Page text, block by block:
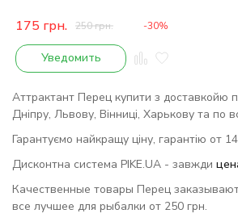
175 грн. 250грн. -30%
Уведомить
Аттрактант Перец купити з доставкойю
Дніпру, Львову, Вінниці, Харькову та по
Гарантуємо найкращу ціну, гарантію от
Дисконтна система PIKE.UA - завжди
Качественные товары Перец
все лучшее для рыбалки от 250 грн.